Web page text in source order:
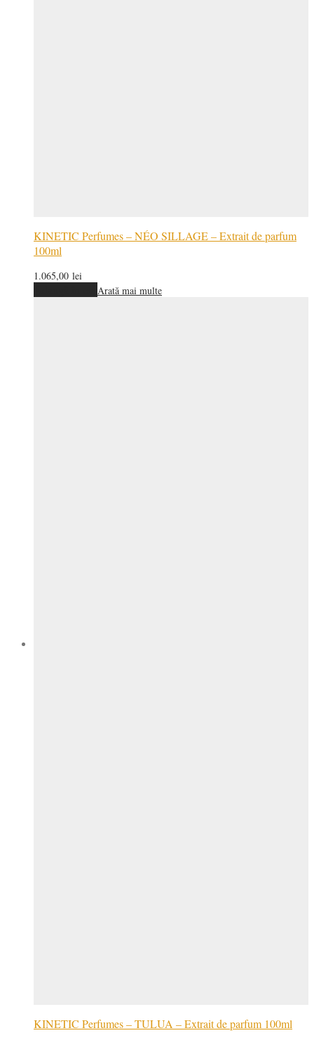
KINETIC Perfumes – NÉO SILLAGE – Extrait de parfum
100ml
1.065,00 lei
Arată mai multe
KINETIC Perfumes – TULUA – Extrait de parfum 100ml